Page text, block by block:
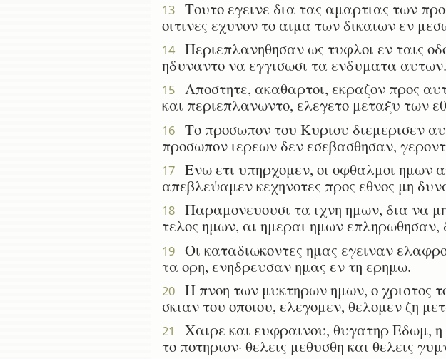
13
Τουτο εγεινε δια τας αμαρτιας των
οιτινες εχυνον το αιμα των δικαιων εν
14
Περιεπλανηθησαν ως τυφλοι εν ταις
ηδυναντο να εγγισωσι τα ενδυματα αυτων.
15
Αποστητε, ακαθαρτοι, εκραζον προς
και περιεπλανωντο, ελεγετο μεταξυ των
16
Το προσωπον του Κυριου διεμερισεν
προσωπον ιερεων δεν εσεβασθησαν,
17
Ενω ετι υπηρχομεν, οι οφθαλμοι ημων
απεβλεψαμεν κεχηνοτες προς εθνος μη
18
Παραμονευουσι τα ιχνη ημων, δια να
τελος ημων, αι ημεραι ημων επληρωθησαν,
19
Οι καταδιωκοντες ημας εγειναν
τα ορη, ενηδρευσαν ημας εν τη ερημω.
20
Η πνοη των μυκτηρων ημων, ο χριστος
σκιαν του οποιου, ελεγομεν, θελομεν ζη
21
Χαιρε και ευφραινου, θυγατηρ Εδωμ, η
το ποτηριον· θελεις μεθυσθη και θελεις